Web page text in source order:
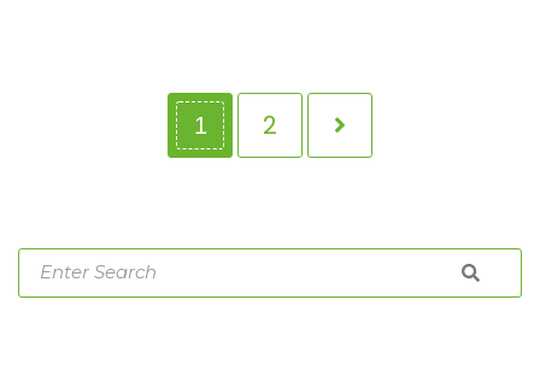
1 2